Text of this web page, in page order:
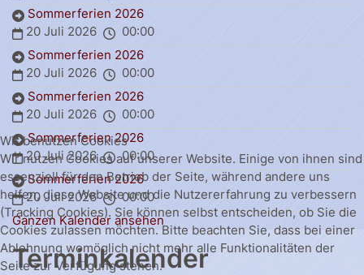
Sommerferien 2026
20 Juli 2026
00:00
Sommerferien 2026
20 Juli 2026
00:00
Sommerferien 2026
20 Juli 2026
00:00
Sommerferien 2026
20 Juli 2026
00:00
Sommerferien 2026
20 Juli 2026
00:00
Ganzen Kalender ansehen
Terminkalender
Wir benutzen Cookies
Wir nutzen Cookies auf unserer Website. Einige von ihnen sind
essenziell für den Betrieb der Seite, während andere uns
helfen, diese Website und die Nutzererfahrung zu verbessern
(Tracking Cookies). Sie können selbst entscheiden, ob Sie die
Cookies zulassen möchten. Bitte beachten Sie, dass bei einer
Ablehnung womöglich nicht mehr alle Funktionalitäten der
Seite zur Verfügung stehen.